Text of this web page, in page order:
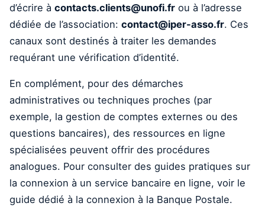
d’écrire à contacts.clients@unofi.fr ou à l’adresse
dédiée de l’association: contact@iper-asso.fr. Ces
canaux sont destinés à traiter les demandes
requérant une vérification d’identité.
En complément, pour des démarches
administratives ou techniques proches (par
exemple, la gestion de comptes externes ou des
questions bancaires), des ressources en ligne
spécialisées peuvent offrir des procédures
analogues. Pour consulter des guides pratiques sur
la connexion à un service bancaire en ligne, voir le
guide dédié à la connexion à la Banque Postale.